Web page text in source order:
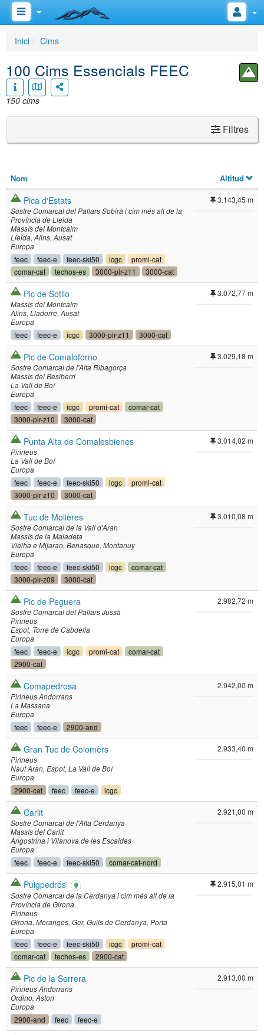
Inici Cims
100 Cims Essencials FEEC
150 cims
Filtres
Nom Altitud
Pica d'Estats
Sostre Comarcal del Pallars Sobirà i cim més alt de la
Província de Lleida
Massís del Montcalm
Lleida Alins Ausat
Europa
feec feec-e feec-ski50 icgc
promi-cat
comar-cat
techos-es 3000-pir-z11 3000-cat
3.143,45 m
Pic de Sotllo
Massís del Montcalm
Alins Lladorre Ausat
Europa
feec feec-e icgc 3000-pir-z11 3000-cat
3.072,77 m
Pic de Comaloforno
Sostre Comarcal de l'Alta Ribagorça
Massís del Besiberri
La Vall de Boí
Europa
feec feec-e icgc promi-cat
comar-cat
3000-pir-z10
3000-cat
3.029,18 m
Punta Alta de Comalesbienes
Pirineus
La Vall de Boí
Europa
feec feec-e feec-ski50 icgc
promi-cat
3000-pir-z10
3000-cat
3.014,02 m
Tuc de Molières
Sostre Comarcal de la Vall d'Aran
Massís de la Maladeta
Vielha e Mijaran Benasque Montanuy
Europa
feec feec-e feec-ski50 icgc
comar-cat
3000-pir-z09
3000-cat
3.010,08 m
Pic de Peguera
Sostre Comarcal del Pallars Jussà
Pirineus
Espot Torre de Cabdella
Europa
feec feec-e icgc promi-cat
comar-cat
2900-cat
2.982,72 m
Comapedrosa
Pirineus Andorrans
La Massana
Europa
feec feec-e 2900-and
2.942,00 m
Gran Tuc de Colomèrs
Pirineus
Naut Aran Espot La Vall de Boí
Europa
2900-cat feec feec-e icgc
2.933,40 m
Carlit
Sostre Comarcal de l'Alta Cerdanya
Massís del Carlit
Angostrina i Vilanova de les Escaldes
Europa
feec feec-e feec-ski50 comar-cat-nord
2.921,00 m
Puigpedrós
Sostre Comarcal de la Cerdanya i cim més alt de la
Província de Girona
Pirineus
Girona Meranges Ger Guils de Cerdanya Porta
Europa
feec feec-e feec-ski50 icgc
promi-cat
comar-cat
techos-es 2900-cat
2.915,01 m
Pic de la Serrera
Pirineus Andorrans
Ordino Aston
Europa
2900-and feec feec-e
2.913,00 m